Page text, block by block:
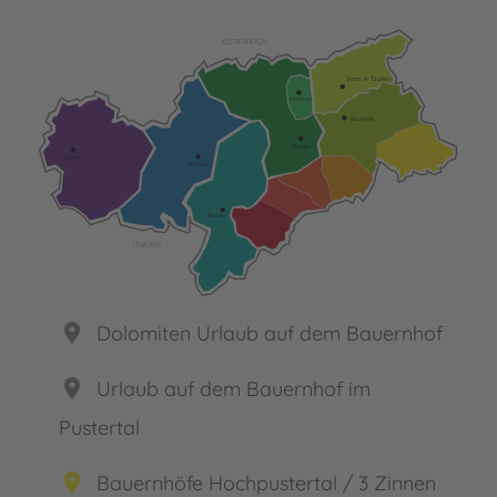
ÖSTERREICH
Bruneck
Sand in Taufers
Brixen
Mühlbach
Bozen
Meran
place Dolomiten Urlaub auf dem Bauernhof
place
Urlaub auf dem Bauernhof im
Pustertal
place
Bauernhöfe Hochpustertal / 3 Zinnen